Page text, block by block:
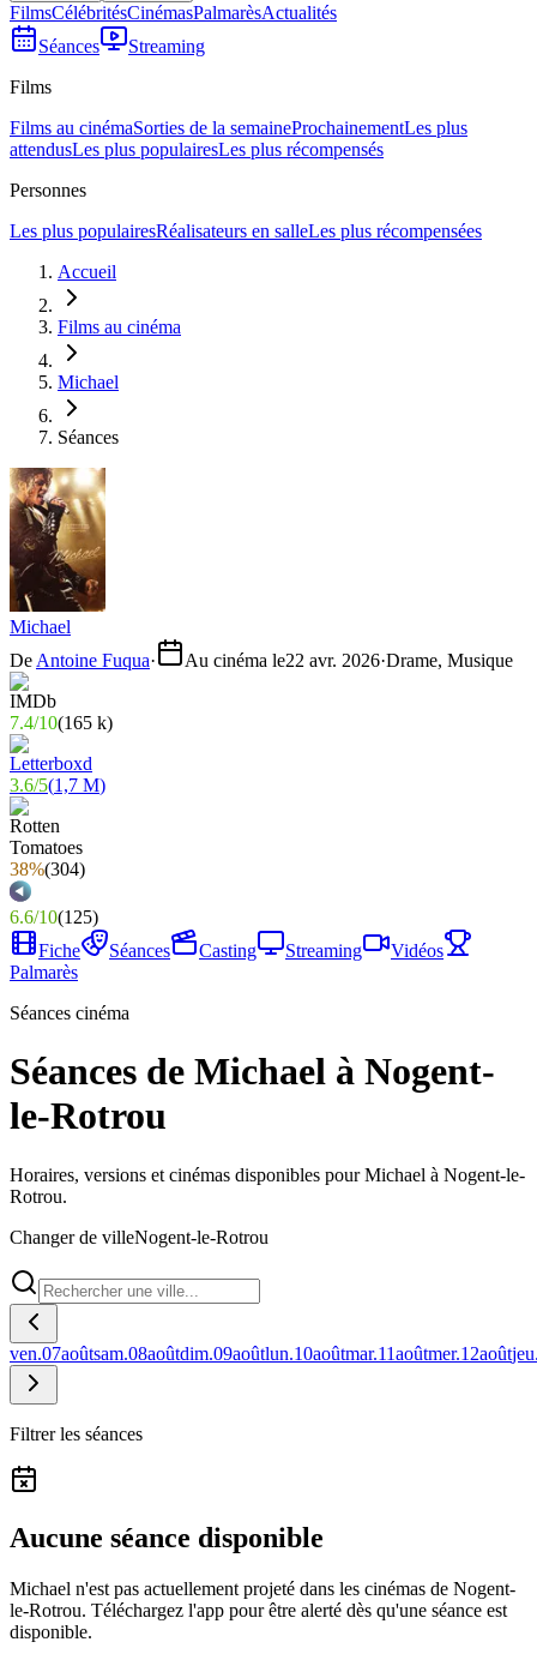
FilmsCélébritésCinémasPalmarèsActualités
Séances
Streaming
Films
Films au cinémaSorties de la semaineProchainementLes plus
attendusLes plus populairesLes plus récompensés
Personnes
Les plus populairesRéalisateurs en salleLes plus récompensées
Accueil
Films au cinéma
Michael
Séances
Michael
De Antoine Fuqua· Au cinéma le22 avr. 2026·Drame, Musique
7.4/10(165 k)
3.6/5(1,7 M)
38%(304)
6.6/10(125)
Fiche
Séances Casting Streaming
Vidéos
Palmarès
Séances cinéma
Séances de Michael à Nogent-
le-Rotrou
Horaires, versions et cinémas disponibles pour Michael à Nogent-le-
Rotrou.
Changer de villeNogent-le-Rotrou
ven.07aoûtsam.08aoûtdim.09aoûtlun.10aoûtmar.11aoûtmer.12août
Filtrer les séances
Aucune séance disponible
Michael n'est pas actuellement projeté dans les cinémas de Nogent-
le-Rotrou. Téléchargez l'app pour être alerté dès qu'une séance est
disponible.